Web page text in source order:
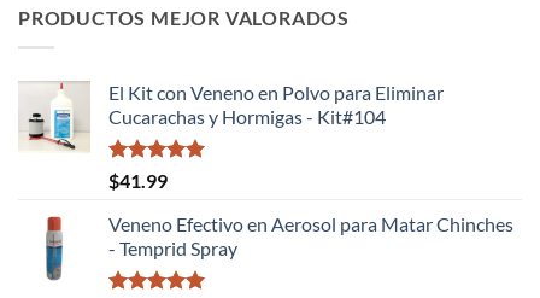
PRODUCTOS MEJOR VALORADOS
El Kit con Veneno en Polvo para Eliminar
Cucarachas y Hormigas - Kit#104
Valorado
con
de 5
$41.99
Veneno Efectivo en Aerosol para Matar Chinches
- Temprid Spray